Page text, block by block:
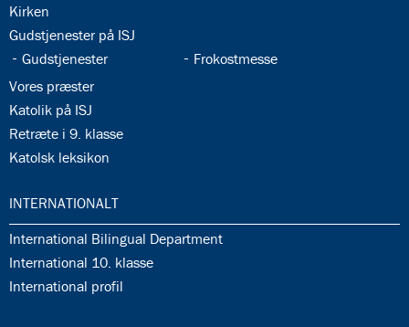
35.3:
Kirken
35.4:
Gudstjenester på ISJ
35.5:
Gudstjenester 35.6:
Frokostmesse
35.7:
Vores præster
35.8:
Katolik på ISJ
35.9:
Retræte i 9. klasse
35.10:
Katolsk leksikon
36.0:
INTERNATIONALT
36.1:
International Bilingual Department
36.2:
International 10. klasse
36.3:
International profil